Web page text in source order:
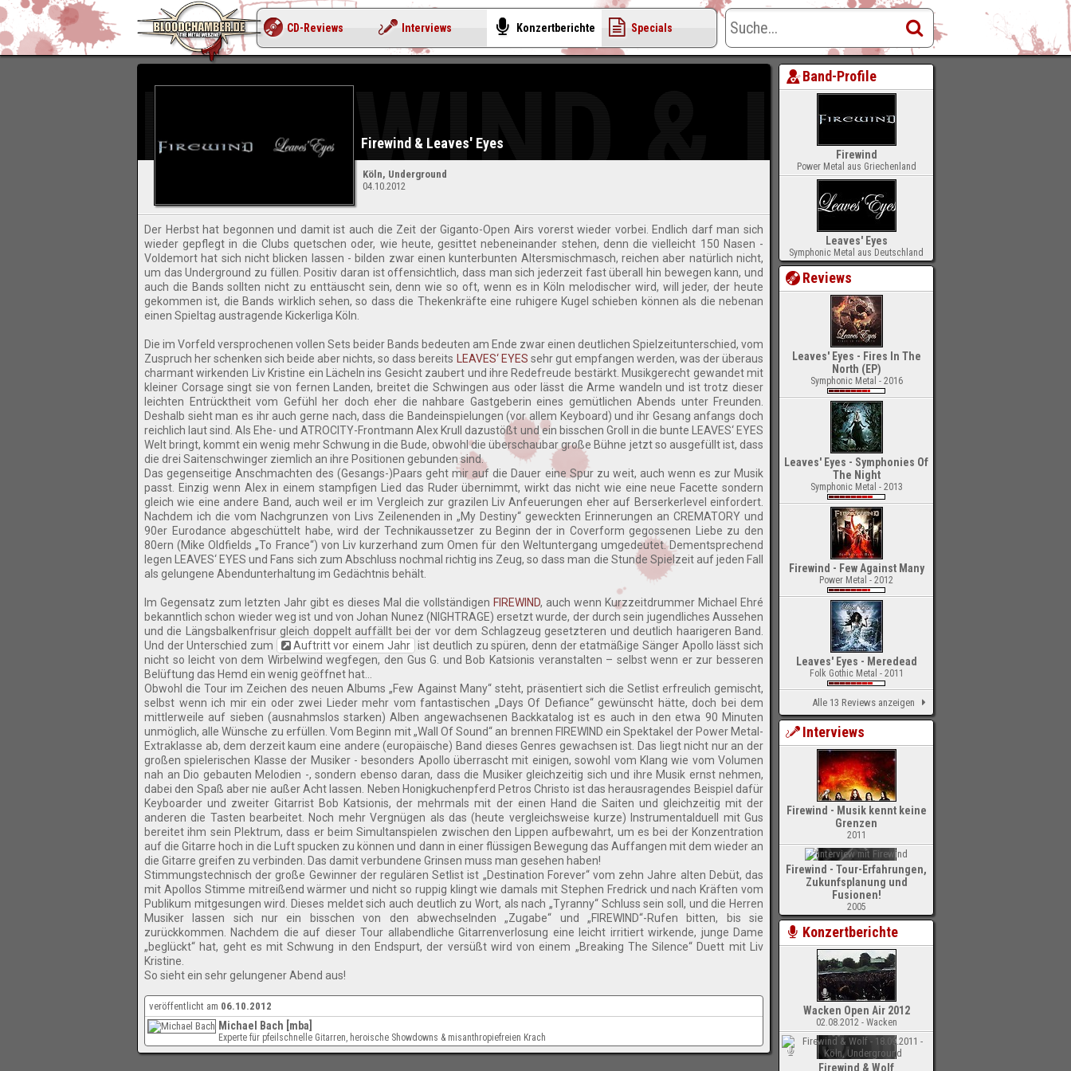
FIREWIND &
Firewind & Leaves' Eyes
Köln, Underground
04.10.2012
Der Herbst hat begonnen und damit ist auch die Zeit der Giganto-Open Airs vorerst wieder vorbei. Endlich darf man sich
wieder gepflegt in die Clubs quetschen oder, wie heute, gesittet nebeneinander stehen, denn die vielleicht 150 Nasen -
Voldemort hat sich nicht blicken lassen - bilden zwar einen kunterbunten Altersmischmasch, reichen aber natürlich nicht,
um das Underground zu füllen. Positiv daran ist offensichtlich, dass man sich jederzeit fast überall hin bewegen kann, und
auch die Bands sollten nicht zu enttäuscht sein, denn wie so oft, wenn es in Köln melodischer wird, will jeder, der heute
gekommen ist, die Bands wirklich sehen, so dass die Thekenkräfte eine ruhigere Kugel schieben können als die nebenan
einen Spieltag austragende Kickerliga Köln.
Die im Vorfeld versprochenen vollen Sets beider Bands bedeuten am Ende zwar einen deutlichen Spielzeitunterschied, vom
Zuspruch her schenken sich beide aber nichts, so dass bereits
LEAVES‘ EYES sehr gut empfangen werden, was der überaus
charmant wirkenden Liv Kristine ein Lächeln ins Gesicht zaubert und ihre Redefreude bestärkt. Musikgerecht gewandet mit
kleiner Corsage singt sie von fernen Landen, breitet die Schwingen aus oder lässt die Arme wandeln und ist trotz dieser
leichten Entrücktheit vom Gefühl her doch eher die nahbare Gastgeberin eines gemütlichen Abends unter Freunden.
Deshalb sieht man es ihr auch gerne nach, dass die Bandeinspielungen (vor allem Keyboard) und ihr Gesang anfangs doch
reichlich laut sind. Als Ehe- und ATROCITY-Frontmann Alex Krull dazustößt und ein bisschen Groll in die bunte LEAVES‘ EYES
Welt bringt, kommt ein wenig mehr Schwung in die Bude, obwohl die überschaubar große Bühne jetzt so ausgefüllt ist, dass
die drei Saitenschwinger ziemlich an ihre Positionen gebunden sind.
Das gegenseitige Anschmachten des (Gesangs-)Paars geht mir auf die Dauer eine Spur zu weit, auch wenn es zur Musik
passt. Einzig wenn Alex in einem stampfigen Lied das Ruder übernimmt, wirkt das nicht wie eine neue Facette sondern
gleich wie eine andere Band, auch weil er im Vergleich zur grazilen Liv Anfeuerungen eher auf Berserkerlevel einfordert.
Nachdem ich die vom Nachgrunzen von Livs Zeilenenden in „My Destiny“ geweckten Erinnerungen an CREMATORY und
90er Eurodance abgeschüttelt habe, wird der Technikaussetzer zu Beginn der in Coverform gegossenen Liebe zu den
80ern (Mike Oldfields „To France“) von Liv kurzerhand zum Omen für den Weltuntergang umgedeutet. Dementsprechend
legen LEAVES‘ EYES und Fans sich zum Abschluss nochmal richtig ins Zeug, so dass man die Stunde Spielzeit auf jeden Fall
als gelungene Abendunterhaltung im Gedächtnis behält.
Im Gegensatz zum letzten Jahr gibt es dieses Mal die vollständigen FIREWIND, auch wenn Kurzzeitdrummer Michael Ehré
bekanntlich schon wieder weg ist und von Johan Nunez (NIGHTRAGE) ersetzt wurde, der durch sein jugendliches Aussehen
und die Längsbalkenfrisur gleich doppelt auffällt bei der vor dem Schlagzeug gesetzteren und deutlich haarigeren Band.
Und der Unterschied zum
Auftritt vor einem Jahr ist deutlich zu spüren, denn der etatmäßige Sänger Apollo lässt sich
nicht so leicht von dem Wirbelwind wegfegen, den Gus G. und Bob Katsionis veranstalten – selbst wenn er zur besseren
Belüftung das Hemd ein wenig geöffnet hat…
Obwohl die Tour im Zeichen des neuen Albums „Few Against Many“ steht, präsentiert sich die Setlist erfreulich gemischt,
selbst wenn ich mir ein oder zwei Lieder mehr vom fantastischen „Days Of Defiance“ gewünscht hätte, doch bei dem
mittlerweile auf sieben (ausnahmslos starken) Alben angewachsenen Backkatalog ist es auch in den etwa 90 Minuten
unmöglich, alle Wünsche zu erfüllen. Vom Beginn mit „Wall Of Sound“ an brennen FIREWIND ein Spektakel der Power Metal-
Extraklasse ab, dem derzeit kaum eine andere (europäische) Band dieses Genres gewachsen ist. Das liegt nicht nur an der
großen spielerischen Klasse der Musiker - besonders Apollo überrascht mit einigen, sowohl vom Klang wie vom Volumen
nah an Dio gebauten Melodien -, sondern ebenso daran, dass die Musiker gleichzeitig sich und ihre Musik ernst nehmen,
dabei den Spaß aber nie außer Acht lassen. Neben Honigkuchenpferd Petros Christo ist das herausragendes Beispiel dafür
Keyboarder und zweiter Gitarrist Bob Katsionis, der mehrmals mit der einen Hand die Saiten und gleichzeitig mit der
anderen die Tasten bearbeitet. Noch mehr Vergnügen als das (heute vergleichsweise kurze) Instrumentalduell mit Gus
bereitet ihm sein Plektrum, dass er beim Simultanspielen zwischen den Lippen aufbewahrt, um es bei der Konzentration
auf die Gitarre hoch in die Luft spucken zu können und dann in einer flüssigen Bewegung das Auffangen mit dem wieder an
die Gitarre greifen zu verbinden. Das damit verbundene Grinsen muss man gesehen haben!
Stimmungstechnisch der große Gewinner der regulären Setlist ist „Destination Forever“ vom zehn Jahre alten Debüt, das
mit Apollos Stimme mitreißend wärmer und nicht so ruppig klingt wie damals mit Stephen Fredrick und nach Kräften vom
Publikum mitgesungen wird. Dieses meldet sich auch deutlich zu Wort, als nach „Tyranny“ Schluss sein soll, und die Herren
Musiker lassen sich nur ein bisschen von den abwechselnden „Zugabe“ und „FIREWIND“-Rufen bitten, bis sie
zurückkommen. Nachdem die auf dieser Tour allabendliche Gitarrenverlosung eine leicht irritiert wirkende, junge Dame
„beglückt“ hat, geht es mit Schwung in den Endspurt, der versüßt wird von einem „Breaking The Silence“ Duett mit Liv
Kristine.
So sieht ein sehr gelungener Abend aus!
veröffentlicht am 06.10.2012
Michael Bach [mba]
Experte für pfeilschnelle Gitarren, heroische Showdowns & misanthropiefreien Krach
Band-Profile
Firewind
Power Metal aus Griechenland
Leaves' Eyes
Symphonic Metal aus Deutschland
Reviews
Leaves' Eyes - Fires In The
North (EP)
Symphonic Metal - 2016
Leaves' Eyes - Symphonies Of
The Night
Symphonic Metal - 2013
Firewind - Few Against Many
Power Metal - 2012
Leaves' Eyes - Meredead
Folk Gothic Metal - 2011
Alle 13 Reviews anzeigen
Interviews
Firewind - Musik kennt keine
Grenzen
2011
Firewind - Tour-Erfahrungen,
Zukunfsplanung und
Fusionen!
2005
Konzertberichte
Wacken Open Air 2012
02.08.2012 - Wacken
Firewind & Wolf
CD-Reviews Interviews Konzertberichte Specials